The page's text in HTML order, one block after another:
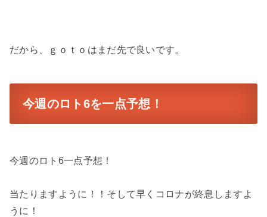
だから、ｇｏｔｏはまだ先で良いです。
今週のロト6を一点予想！
今週のロト6一点予想！
当たりますように！！そして早くコロナが終息しますよ
うに！